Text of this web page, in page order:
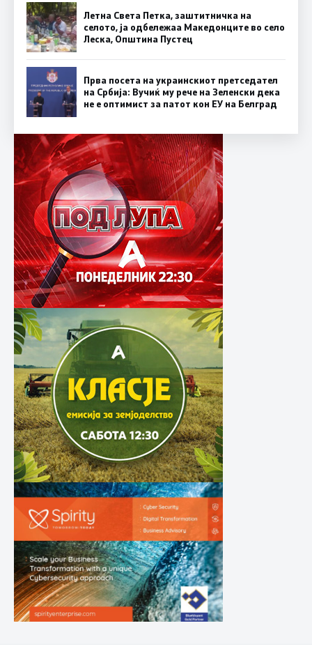
Летна Света Петка, заштитничка на
селото, ја одбележаа Македонците во село
Леска, Општина Пустец
Прва посета на украинскиот претседател
на Србија: Вучиќ му рече на Зеленски дека
не е оптимист за патот кон ЕУ на Белград